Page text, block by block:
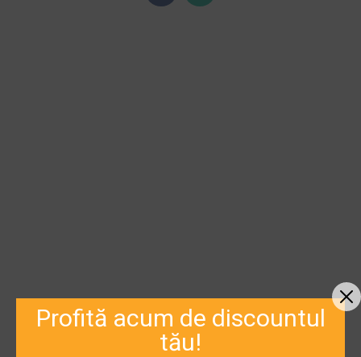
Profită acum de discountul
tău!